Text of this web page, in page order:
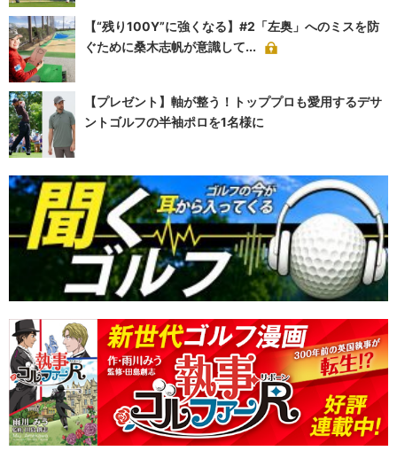
【“残り100Y”に強くなる】#2「左奥」へのミスを防
ぐために桑木志帆が意識して...
【プレゼント】軸が整う！トッププロも愛用するデサ
ントゴルフの半袖ポロを1名様に